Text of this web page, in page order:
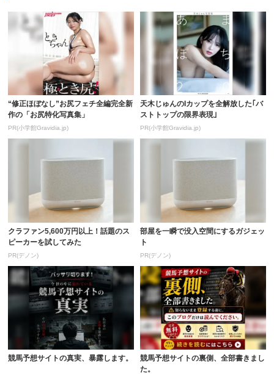
“修正ほぼなし”お尻フェチ全編完全新
作の「お尻特化写真集」
PR(小学館Gravidia.jp)
天木じゅんのIカップを全解放した｢バ
ストトップの限界表現｣
PR(小学館Gravidia.jp)
クラファン5,600万円以上！話題のス
ピーカーを試してみた
PR(デノン)
部屋を一瞬で没入空間にするガジェッ
ト
PR(デノン)
競馬予想サイトの真実、暴露します。
競馬予想サイトの裏側、全部書きまし
た。